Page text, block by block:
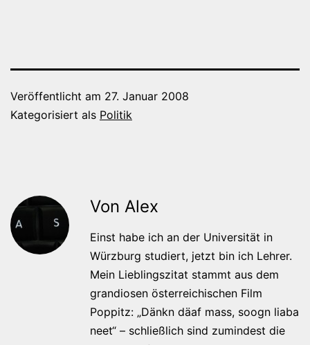
Veröffentlicht am 27. Januar 2008
Kategorisiert als Politik
Von Alex
Einst habe ich an der Universität in
Würzburg studiert, jetzt bin ich Lehrer.
Mein Lieblingszitat stammt aus dem
grandiosen österreichischen Film
Poppitz: „Dänkn däaf mass, soogn liaba
neet“ – schließlich sind zumindest die